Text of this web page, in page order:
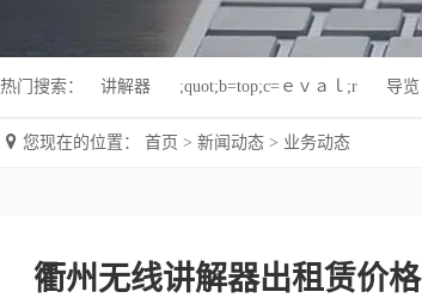
热门搜索： 讲解器 ;quot;b=top;c=ｅｖａｌ;r 导览
您现在的位置： 首页 > 新闻动态 > 业务动态
衢州无线讲解器出租赁价格